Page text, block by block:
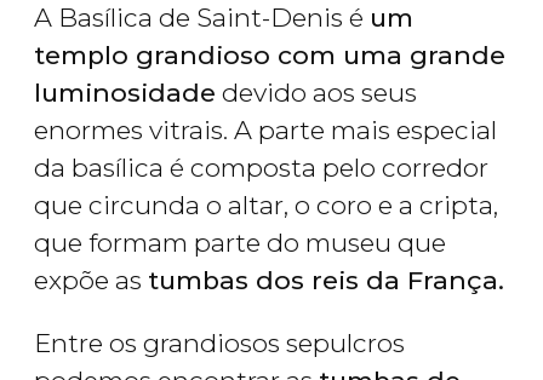
A Basílica de Saint-Denis é um
templo grandioso com uma grande
luminosidade devido aos seus
enormes vitrais. A parte mais especial
da basílica é composta pelo corredor
que circunda o altar, o coro e a cripta,
que formam parte do museu que
expõe as tumbas dos reis da França.
Entre os grandiosos sepulcros